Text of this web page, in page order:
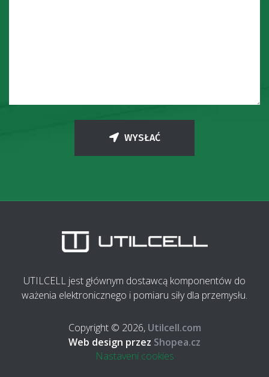
WYSŁAĆ
UTILCELL jest głównym dostawcą komponentów do
ważenia elektronicznego i pomiaru siły dla przemysłu.
Copyright © 2026, Utilcell.com
Web design przez Shopea.cz
Nastavení cookies